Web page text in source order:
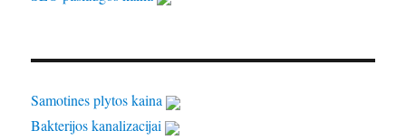
Samotines plytos kaina
Bakterijos kanalizacijai